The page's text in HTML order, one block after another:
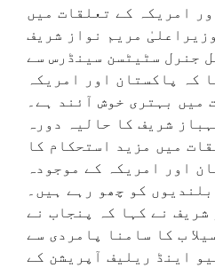
امریکہ کے تعلقات میں
مریم نواز شریف
جنرل سٹیٹسن سینڈرس سے
کہ پاکستان اور امریکہ
میں بہتری خوش آئند ہے۔
شریف کا حالیہ دورہ
میں مزید استحکام کا
اور امریکہ کے موجودہ
کو چھو رہے ہیں۔
شریف نے کہا کہ پنجاب نے
ب کا سامنا پامردی سے
اینڈ ریلیف آپریشن کے